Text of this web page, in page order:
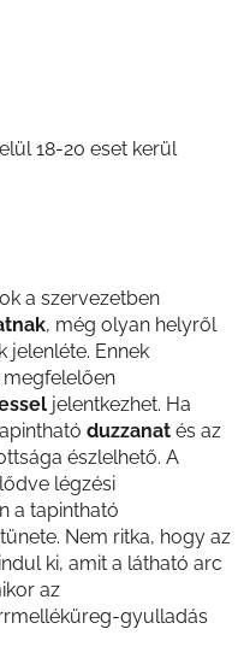
18-20 eset kerül
a szervezetben
, még olyan helyről
jelenléte. Ennek
megfelelően
jelentkezhet. Ha
duzzanat és az
észlelhető. A
légzési
a tapintható
Nem ritka, hogy az
ki, amit a látható arc
az
gyulladás